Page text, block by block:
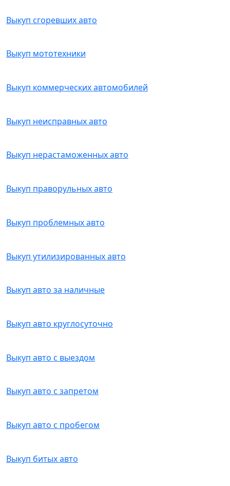
Выкуп сгоревших авто
Выкуп мототехники
Выкуп коммерческих автомобилей
Выкуп неисправных авто
Выкуп нерастаможенных авто
Выкуп праворульных авто
Выкуп проблемных авто
Выкуп утилизированных авто
Выкуп авто за наличные
Выкуп авто круглосуточно
Выкуп авто с выездом
Выкуп авто с запретом
Выкуп авто с пробегом
Выкуп битых авто